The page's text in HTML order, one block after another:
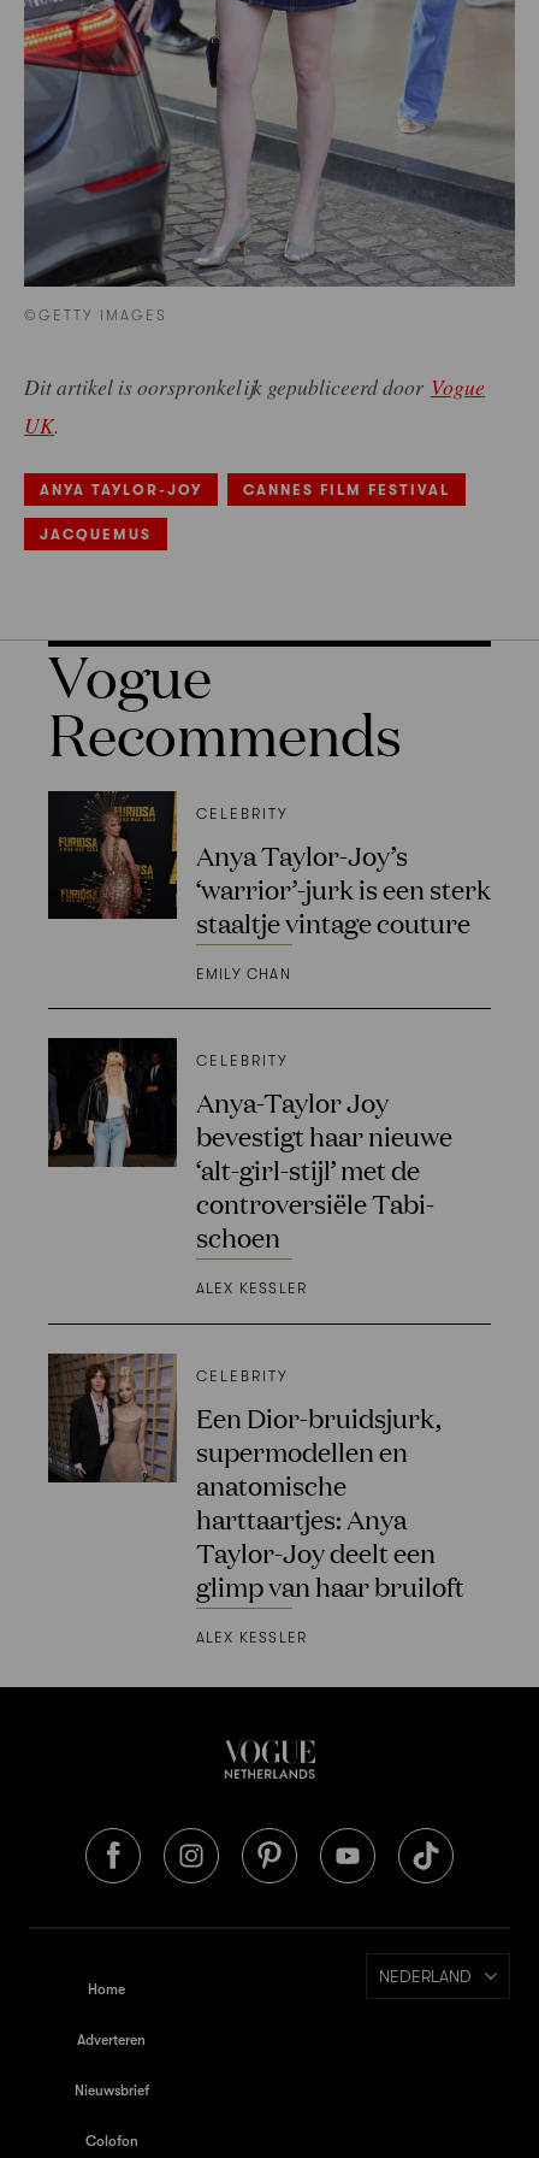
©GETTY IMAGES
Dit artikel is oorspronkelijk gepubliceerd door Vogue
UK.
ANYA TAYLOR-JOY CANNES FILM FESTIVAL
JACQUEMUS
Vogue
Recommends
CELEBRITY
Anya Taylor-Joy’s
‘warrior’-jurk is een sterk
staaltje vintage couture
EMILY CHAN
CELEBRITY
Anya-Taylor Joy
bevestigt haar nieuwe
‘alt-girl-stijl’ met de
controversiële Tabi-
schoen
ALEX KESSLER
CELEBRITY
Een Dior-bruidsjurk,
supermodellen en
anatomische
harttaartjes: Anya
Taylor-Joy deelt een
glimp van haar bruiloft
ALEX KESSLER
Home
Adverteren
Nieuwsbrief
Colofon
NEDERLAND